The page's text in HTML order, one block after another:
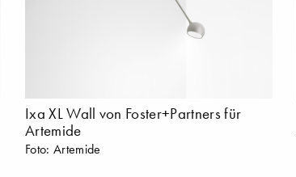
Ixa XL Wall von Foster+Partners für
Artemide
Foto: Artemide